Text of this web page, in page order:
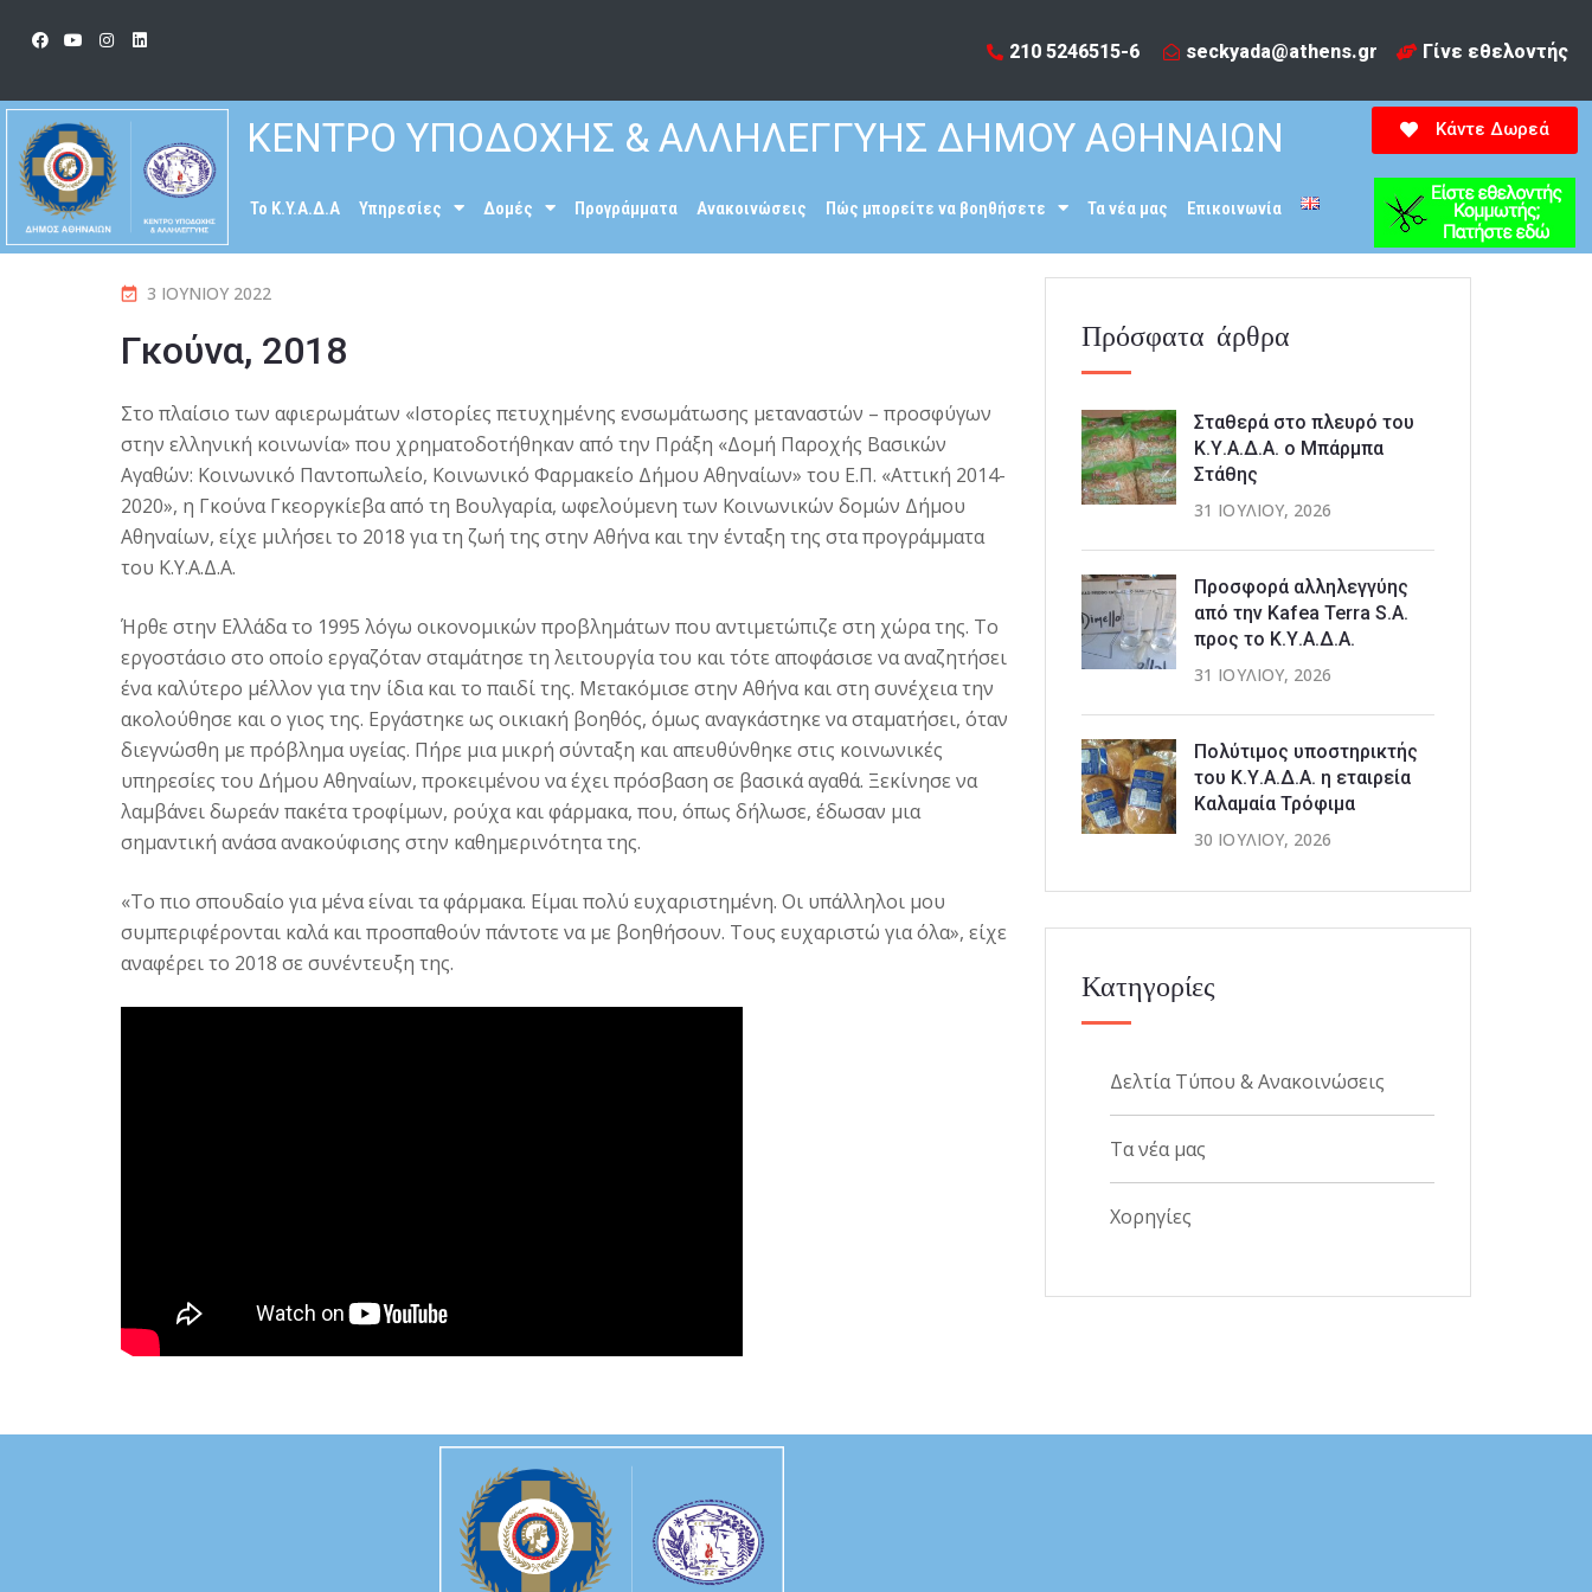
210 5246515-6​ seckyada@athens.gr Γίνε εθελοντής
ΚΕΝΤΡΟ ΥΠΟΔΟΧΗΣ & ΑΛΛΗΛΕΓΓΥΗΣ ΔΗΜΟΥ ΑΘΗΝΑΙΩΝ
To K.Y.A.Δ.Α Υπηρεσίες Δομές Προγράμματα Ανακοινώσεις Πώς μπορείτε να βοηθήσετε Τα νέα μας Επικοινωνία
Κάντε Δωρεά
3 ΙΟΥΝΊΟΥ 2022
Γκούνα, 2018
Στο πλαίσιο των αφιερωμάτων «Ιστορίες πετυχημένης ενσωμάτωσης μεταναστών – προσφύγων
στην ελληνική κοινωνία» που χρηματοδοτήθηκαν από την Πράξη «Δομή Παροχής Βασικών
Αγαθών: Κοινωνικό Παντοπωλείο, Κοινωνικό Φαρμακείο Δήμου Αθηναίων» του Ε.Π. «Αττική 2014-
2020», η Γκούνα Γκεοργκίεβα από τη Βουλγαρία, ωφελούμενη των Κοινωνικών δομών Δήμου
Αθηναίων, είχε μιλήσει το 2018 για τη ζωή της στην Αθήνα και την ένταξη της στα προγράμματα
του Κ.Υ.Α.Δ.Α.
Ήρθε στην Ελλάδα το 1995 λόγω οικονομικών προβλημάτων που αντιμετώπιζε στη χώρα της. Το
εργοστάσιο στο οποίο εργαζόταν σταμάτησε τη λειτουργία του και τότε αποφάσισε να αναζητήσει
ένα καλύτερο μέλλον για την ίδια και το παιδί της. Μετακόμισε στην Αθήνα και στη συνέχεια την
ακολούθησε και ο γιος της. Εργάστηκε ως οικιακή βοηθός, όμως αναγκάστηκε να σταματήσει, όταν
διεγνώσθη με πρόβλημα υγείας. Πήρε μια μικρή σύνταξη και απευθύνθηκε στις κοινωνικές
υπηρεσίες του Δήμου Αθηναίων, προκειμένου να έχει πρόσβαση σε βασικά αγαθά. Ξεκίνησε να
λαμβάνει δωρεάν πακέτα τροφίμων, ρούχα και φάρμακα, που, όπως δήλωσε, έδωσαν μια
σημαντική ανάσα ανακούφισης στην καθημερινότητα της.
«Το πιο σπουδαίο για μένα είναι τα φάρμακα. Είμαι πολύ ευχαριστημένη. Οι υπάλληλοι μου
συμπεριφέρονται καλά και προσπαθούν πάντοτε να με βοηθήσουν. Τους ευχαριστώ για όλα», είχε
αναφέρει το 2018 σε συνέντευξη της.
Πρόσφατα άρθρα
Σταθερά στο πλευρό του
Κ.Υ.Α.Δ.Α. ο Μπάρμπα
Στάθης
31 ΙΟΥΛΊΟΥ, 2026
Προσφορά αλληλεγγύης
από την Kafea Terra S.A.
προς το Κ.Υ.Α.Δ.Α.
31 ΙΟΥΛΊΟΥ, 2026
Πολύτιμος υποστηρικτής
του Κ.Υ.Α.Δ.Α. η εταιρεία
Καλαμαία Τρόφιμα
30 ΙΟΥΛΊΟΥ, 2026
Κατηγορίες
Δελτία Τύπου & Ανακοινώσεις
Τα νέα μας
Χορηγίες